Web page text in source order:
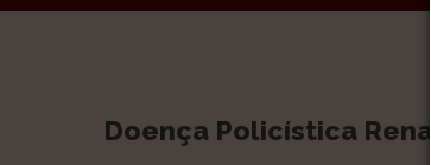
Doença Policística Renal